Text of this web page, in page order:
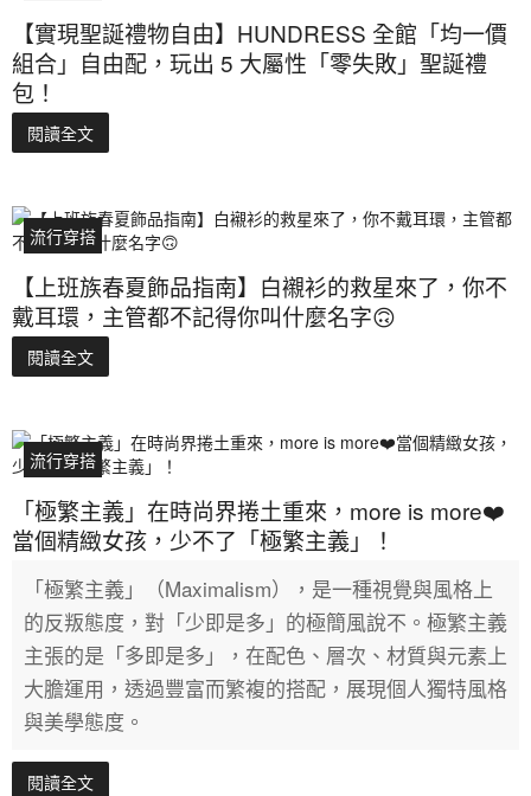
【實現聖誕禮物自由】HUNDRESS 全館「均一價
組合」自由配，玩出 5 大屬性「零失敗」聖誕禮
包！
閱讀全文
流行穿搭
【上班族春夏飾品指南】白襯衫的救星來了，你不
戴耳環，主管都不記得你叫什麼名字🙃
閱讀全文
流行穿搭
「極繁主義」在時尚界捲土重來，more is more❤️
當個精緻女孩，少不了「極繁主義」！
「極繁主義」（Maximalism），是一種視覺與風格上
的反叛態度，對「少即是多」的極簡風說不。極繁主義
主張的是「多即是多」，在配色、層次、材質與元素上
大膽運用，透過豐富而繁複的搭配，展現個人獨特風格
與美學態度。
閱讀全文